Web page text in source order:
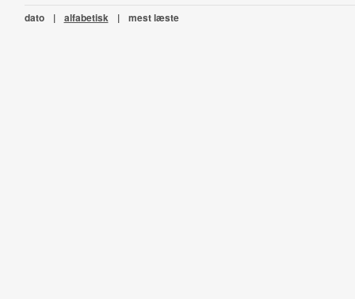
dato | alfabetisk | mest læste